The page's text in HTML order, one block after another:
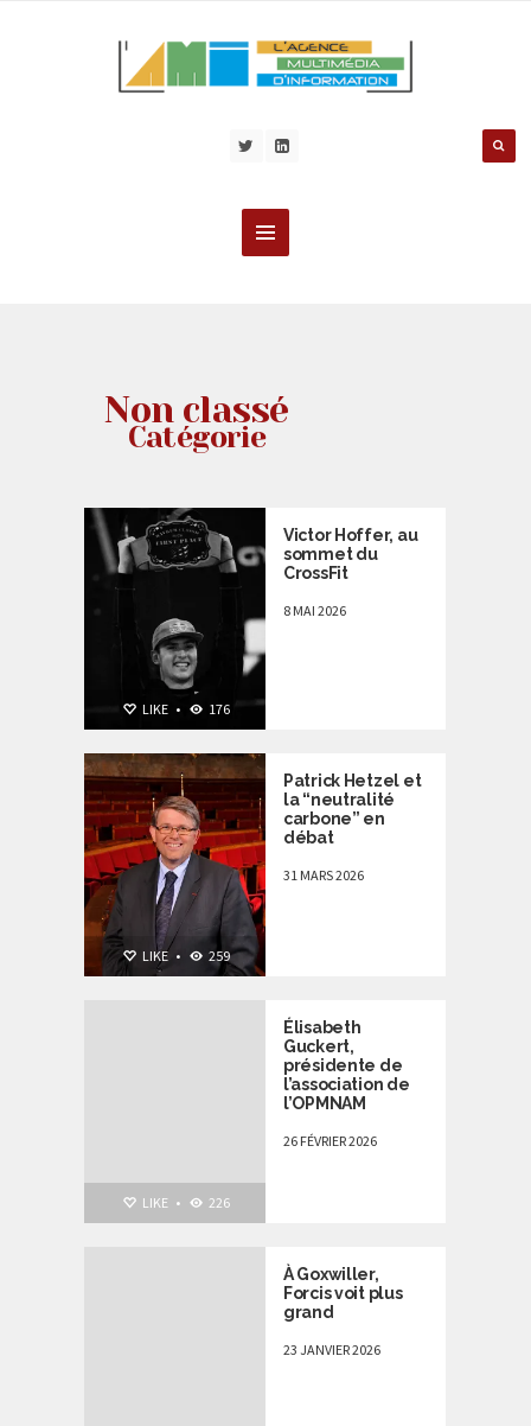
Non classé
Catégorie
LIKE • 176
Victor Hoffer, au
sommet du
CrossFit
8 MAI 2026
NON CLASSÉ ,
PERSONNALITÉS
LIKE • 259
Patrick Hetzel et
la “neutralité
carbone” en
débat
31 MARS 2026
LIKE • 226
Élisabeth
Guckert,
présidente de
l’association de
l’OPMNAM
26 FÉVRIER 2026
À Goxwiller,
Forcis voit plus
grand
23 JANVIER 2026